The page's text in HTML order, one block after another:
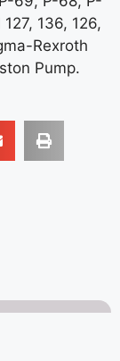
136, 126,
Rexroth
Pump.